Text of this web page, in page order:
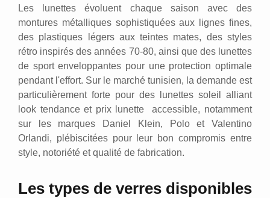
Les lunettes évoluent chaque saison avec des
montures métalliques sophistiquées aux lignes fines,
des plastiques légers aux teintes mates, des styles
rétro inspirés des années 70-80, ainsi que des lunettes
de sport enveloppantes pour une protection optimale
pendant l'effort. Sur le marché tunisien, la demande est
particulièrement forte pour des lunettes soleil alliant
look tendance et prix lunette accessible, notamment
sur les marques Daniel Klein, Polo et Valentino
Orlandi, plébiscitées pour leur bon compromis entre
style, notoriété et qualité de fabrication.
Les types de verres disponibles